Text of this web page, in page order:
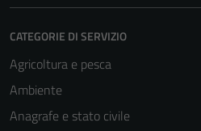
CATEGORIE DI SERVIZIO
Agricoltura e pesca
Ambiente
Anagrafe e stato civile